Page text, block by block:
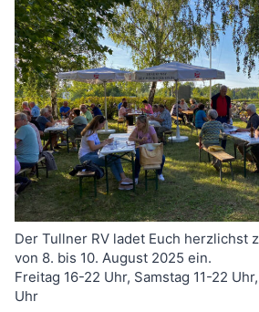
Der Tullner RV ladet Euch herzlichst
von 8. bis 10. August 2025 ein.
Freitag 16-22 Uhr, Samstag 11-22
Uhr